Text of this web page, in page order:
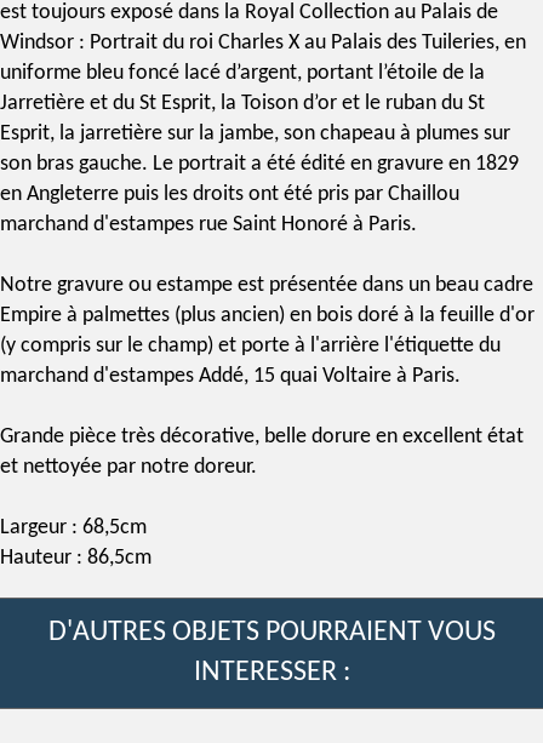
est toujours exposé dans la Royal Collection au Palais de
Windsor : Portrait du roi Charles X au Palais des Tuileries, en
uniforme bleu foncé lacé d’argent, portant l’étoile de la
Jarretière et du St Esprit, la Toison d’or et le ruban du St
Esprit, la jarretière sur la jambe, son chapeau à plumes sur
son bras gauche. Le portrait a été édité en gravure en 1829
en Angleterre puis les droits ont été pris par Chaillou
marchand d'estampes rue Saint Honoré à Paris.
Notre gravure ou estampe est présentée dans un beau cadre
Empire à palmettes (plus ancien) en bois doré à la feuille d'or
(y compris sur le champ) et porte à l'arrière l'étiquette du
marchand d'estampes Addé, 15 quai Voltaire à Paris.
Grande pièce très décorative, belle dorure en excellent état
et nettoyée par notre doreur.
Largeur : 68,5cm
Hauteur : 86,5cm
D'AUTRES OBJETS POURRAIENT VOUS
INTERESSER :